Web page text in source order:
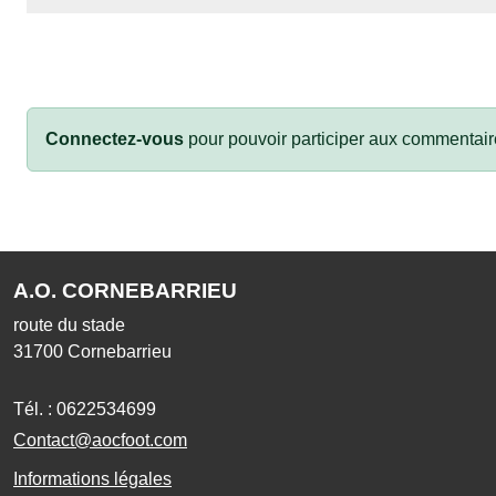
Connectez-vous pour pouvoir participer aux
A.O. CORNEBARRIEU
route du stade
31700 Cornebarrieu
Tél. : 0622534699
Contact@aocfoot.com
Informations légales